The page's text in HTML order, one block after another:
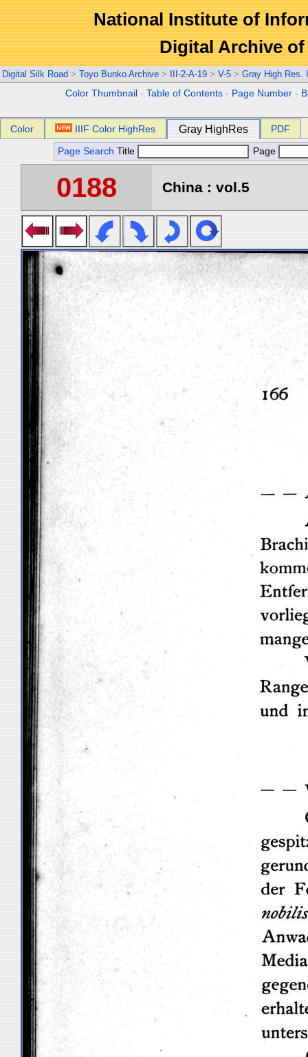
National Institute of
Digital Archive
Digital Silk Road > Toyo Bunko Archive > III-2-A-19 > V-5 > Gray High Res.
Color Thumbnail -Table of Contents - Page Number -
Color IIIF Color HighRes Gray HighRes PDF
Page Search Title Page
0188 China : vol.5